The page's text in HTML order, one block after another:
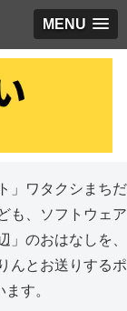
MENU
」ワタクシまちだ
も、ソフトウェア
」のおはなしを、
んとお送りするポ
す。